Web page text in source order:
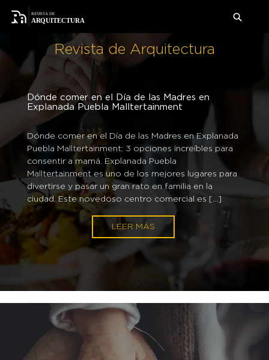
Revista de Arquitectura
Prepárate para consentir a tu papá en una
celebración más. Compra tus regalos del día del
padre en éstas tiendas de Forum Cuernavaca.
Forum Cuernavaca, el increíble centro comercial es
una de las mejores opciones para celebrar toda
ocasión. Con el día del padre a […]
LEER MÁS
Dónde comer en el Día de las Madres en
Explanada Puebla Malltertainment
Dónde comer en el Día de las Madres en Explanada
Puebla Malltertainment: 3 opciones increíbles para
consentir a mamá. Explanada Puebla
Malltertainment es uno de los mejores lugares para
divertirse y pasar un gran rato en familia en la
ciudad. Este novedoso centro comercial es […]
LEER MÁS
Aquí puedes descubrir 4 restaurantes donde
puedes llevar a mamá para celebrar el 10 de mayo
en Forum Buenavista y comer delicioso. Ha llegado
uno de los meses más esperados por todos los
mexicanos: mayo. Y no solo es increíble porque
hay un par de […]
LEER MÁS
Te presentamos dos formas artísticas que a una
primera instancia no tienen mucho que ver, pero
que sin embargo, juntas pueden lograr hacer magia.
La moda y la arquitectura han compartido desde
sus inicios un objetivo en común: el de transformar
una necesidad en una […]
LEER MÁS